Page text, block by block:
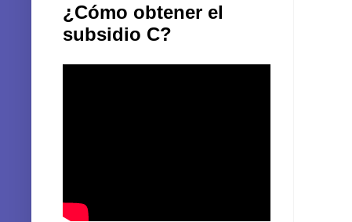
¿Cómo obtener el
subsidio C?